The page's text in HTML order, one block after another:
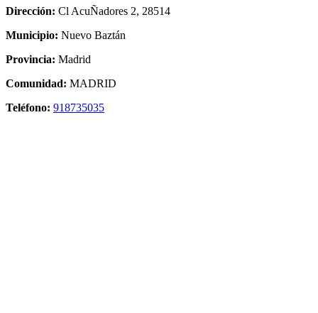
Dirección: Cl AcuÑadores 2, 28514
Municipio: Nuevo Baztán
Provincia: Madrid
Comunidad: MADRID
Teléfono: 918735035